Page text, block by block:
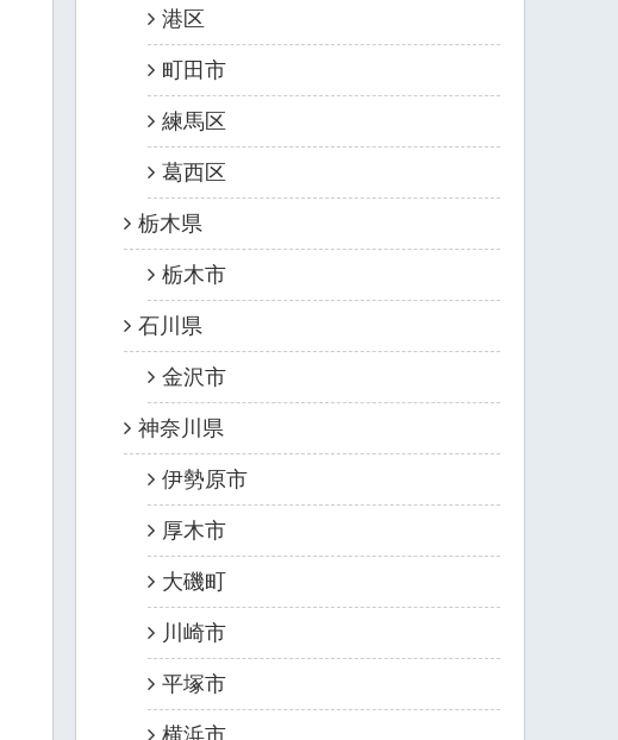
港区
町田市
練馬区
葛西区
栃木県
栃木市
石川県
金沢市
神奈川県
伊勢原市
厚木市
大磯町
川崎市
平塚市
横浜市